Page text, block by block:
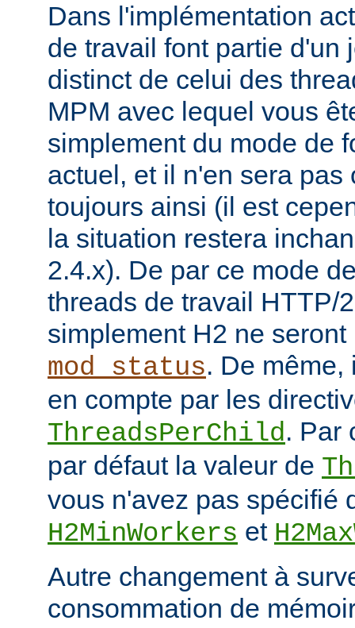
Dans l'implémentation
de travail font partie d'un
distinct de celui des
MPM avec lequel vous
simplement du mode de
actuel, et il n'en sera pas
toujours ainsi (il est
la situation restera
2.4.x). De par ce mode
threads de travail HTTP/
simplement H2 ne
mod_status. De même,
en compte par les
ThreadsPerChild. Par
par défaut la valeur de
vous n'avez pas spécifié
H2MinWorkers et
Autre changement à
consommation de